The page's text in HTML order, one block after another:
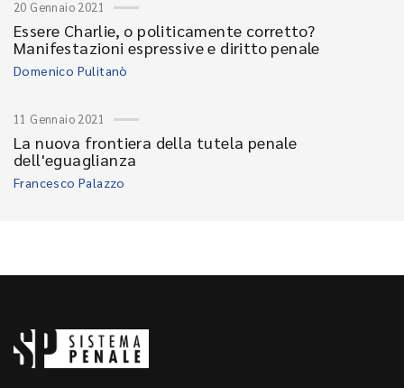
20 Gennaio 2021
Essere Charlie, o politicamente corretto?
Manifestazioni espressive e diritto penale
Domenico Pulitanò
11 Gennaio 2021
La nuova frontiera della tutela penale
dell'eguaglianza
Francesco Palazzo